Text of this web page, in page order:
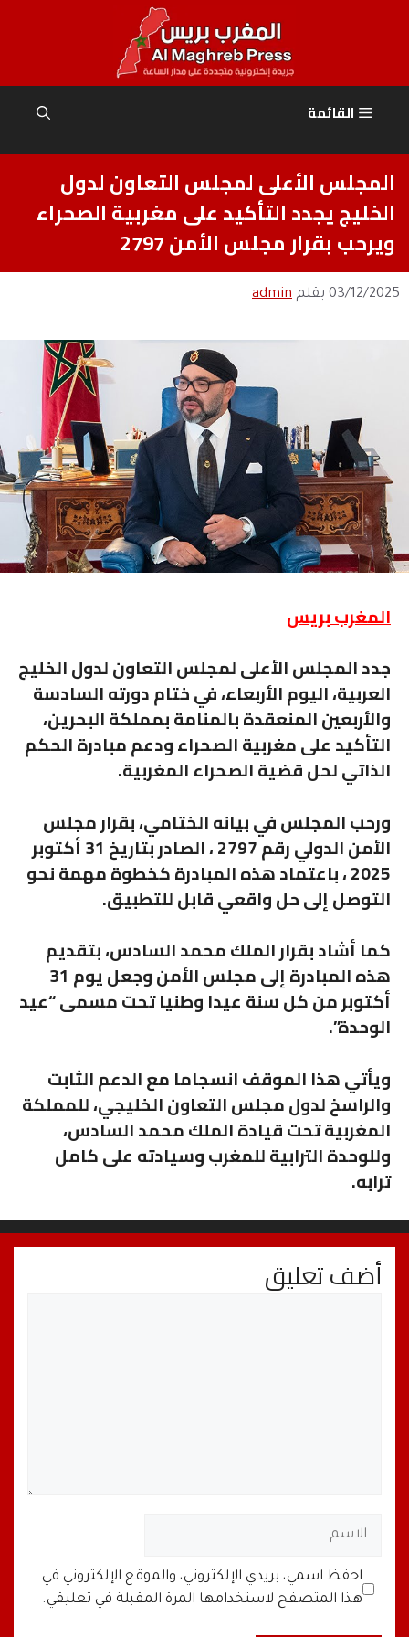
القائمة
المجلس الأعلى لمجلس التعاون لدول
الخليج يجدد التأكيد على مغربية الصحراء
ويرحب بقرار مجلس الأمن 2797
03/12/2025 بقلم admin
المغرب بريس
جدد المجلس الأعلى لمجلس التعاون لدول الخليج
العربية، اليوم الأربعاء، في ختام دورته السادسة
والأربعين المنعقدة بالمنامة بمملكة البحرين،
التأكيد على مغربية الصحراء ودعم مبادرة الحكم
الذاتي لحل قضية الصحراء المغربية.
ورحب المجلس في بيانه الختامي، بقرار مجلس
الأمن الدولي رقم 2797 ، الصادر بتاريخ 31 أكتوبر
2025 ، باعتماد هذه المبادرة كخطوة مهمة نحو
التوصل إلى حل واقعي قابل للتطبيق.
كما أشاد بقرار الملك محمد السادس، بتقديم
هذه المبادرة إلى مجلس الأمن وجعل يوم 31
أكتوبر من كل سنة عيدا وطنيا تحت مسمى “عيد
الوحدة”.
ويأتي هذا الموقف انسجاما مع الدعم الثابت
والراسخ لدول مجلس التعاون الخليجي، للمملكة
المغربية تحت قيادة الملك محمد السادس،
وللوحدة الترابية للمغرب وسيادته على كامل
ترابه.
أضف تعليق
الاسم
البريد
الإلكتروني
الموقع
الإلكتروني
احفظ اسمي، بريدي الإلكتروني، والموقع الإلكتروني في
هذا المتصفح لاستخدامها المرة المقبلة في تعليقي.